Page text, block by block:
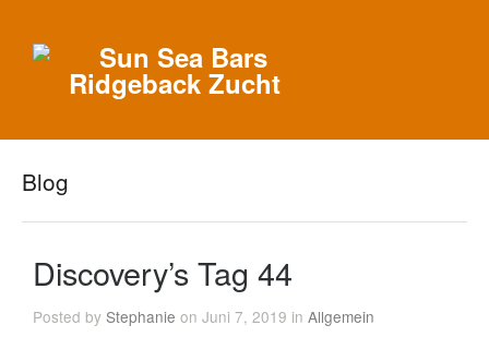
Blog
Discovery’s Tag 44
Posted byStephanie on Juni 7, 2019 inAllgemein